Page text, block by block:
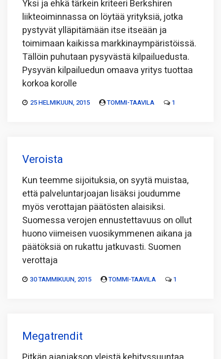
Yksi ja ehkä tärkein kriteeri Berkshiren
liikteoiminnassa on löytää yrityksiä, jotka
pystyvät ylläpitämään itse itseään ja
toimimaan kaikissa markkinaympäristöissä.
Tällöin puhutaan pysyvästä kilpailuedusta.
Pysyvän kilpailuedun omaava yritys tuottaa
korkoa korolle
25 HELMIKUUN, 2015 TOMMI-TAAVILA 1
Veroista
Kun teemme sijoituksia, on syytä muistaa,
että palveluntarjoajan lisäksi joudumme
myös verottajan päätösten alaisiksi.
Suomessa verojen ennustettavuus on ollut
huono viimeisen vuosikymmenen aikana ja
päätöksiä on rukattu jatkuvasti. Suomen
verottaja
30 TAMMIKUUN, 2015 TOMMI-TAAVILA 1
Megatrendit